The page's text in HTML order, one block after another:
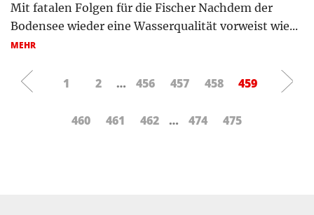
Mit fatalen Folgen für die Fischer Nachdem der
Bodensee wieder eine Wasserqualität vorweist wie...
MEHR
1 2 … 456 457 458 459
460 461 462 … 474 475